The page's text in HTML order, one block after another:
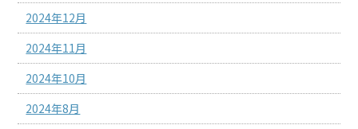
2024年12月
2024年11月
2024年10月
2024年8月